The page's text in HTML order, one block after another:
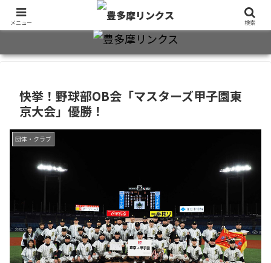
旧制十三中・都立豊多摩高卒業生2万7千人のための同窓会公式サイト
快挙！野球部OB会「マスターズ甲子園東
京大会」優勝！
団体・クラブ
メニュー 検索